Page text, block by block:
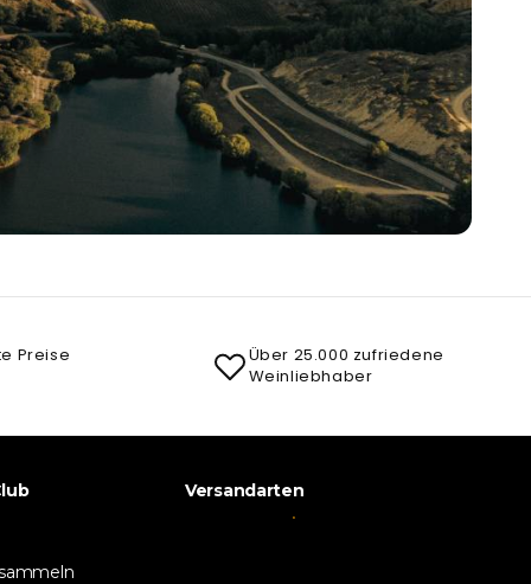
Preise
Über 25.000 zufriedene
Weinliebhaber
Versandarten